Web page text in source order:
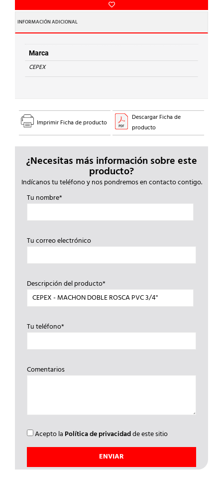
DOBLE
ROSCA
PVC
3/4''
cantidad
INFORMACIÓN ADICIONAL
Marca
CEPEX
Imprimir Ficha de producto
Descargar Ficha de
producto
¿Necesitas más información sobre este
producto?
Indícanos tu teléfono y nos pondremos en contacto contigo.
Tu nombre*
Tu correo electrónico
Descripción del producto*
Tu teléfono*
Comentarios
Acepto la Política de privacidadde este sitio